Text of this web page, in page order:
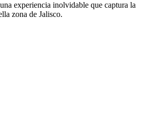
experiencia inolvidable que captura la
zona de Jalisco.